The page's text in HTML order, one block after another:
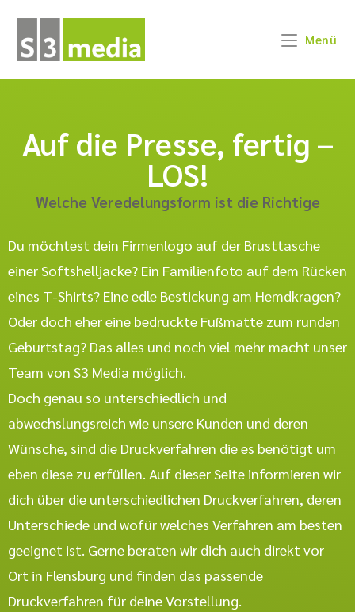
Menü
Auf die Presse, fertig –
LOS!
Welche Veredelungsform ist die Richtige
Du möchtest dein Firmenlogo auf der Brusttasche
einer Softshelljacke? Ein Familienfoto auf dem Rücken
eines T-Shirts? Eine edle Bestickung am Hemdkragen?
Oder doch eher eine bedruckte Fußmatte zum runden
Geburtstag? Das alles und noch viel mehr macht unser
Team von S3 Media möglich.
Doch genau so unterschiedlich und
abwechslungsreich wie unsere Kunden und deren
Wünsche, sind die Druckverfahren die es benötigt um
eben diese zu erfüllen. Auf dieser Seite informieren wir
dich über die unterschiedlichen Druckverfahren, deren
Unterschiede und wofür welches Verfahren am besten
geeignet ist. Gerne beraten wir dich auch direkt vor
Ort in Flensburg und finden das passende
Druckverfahren für deine Vorstellung.